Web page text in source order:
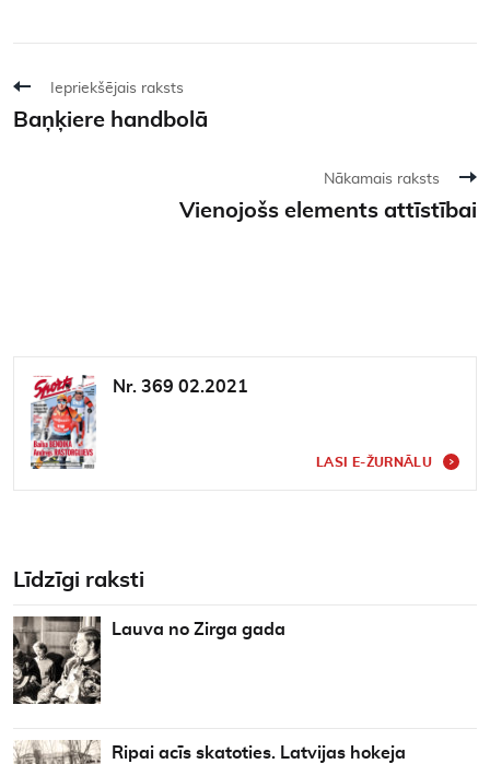
Iepriekšējais raksts
Baņķiere handbolā
Nākamais raksts
Vienojošs elements attīstībai
Nr. 369 02.2021
LASI E-ŽURNĀLU
Līdzīgi raksti
Lauva no Zirga gada
Ripai acīs skatoties. Latvijas hokeja